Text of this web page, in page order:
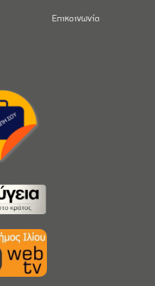
Επικοινωνία